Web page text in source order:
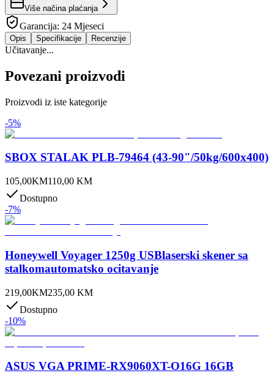
Više načina plaćanja
Garancija: 24 Mjeseci
Opis Specifikacije Recenzije
Učitavanje...
Povezani proizvodi
Proizvodi iz iste kategorije
-5%
SBOX STALAK PLB-79464 (43-90"/50kg/600x400)
105,00KM110,00 KM
Dostupno
-7%
Honeywell Voyager 1250g USBlaserski skener sa
stalkomautomatsko ocitavanje
219,00KM235,00 KM
Dostupno
-10%
ASUS VGA PRIME-RX9060XT-O16G 16GB